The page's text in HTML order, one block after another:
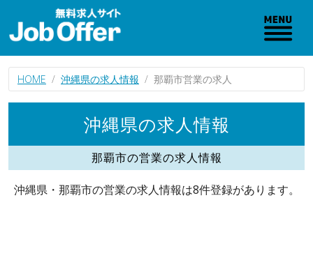
HOME 沖縄県の求人情報 那覇市営業の求人
沖縄県の求人情報
那覇市の営業の求人情報
沖縄県・那覇市の営業の求人情報は8件登録があります。